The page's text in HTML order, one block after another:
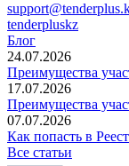
tenderpluskz
Блог
24.07.2026
Преимущества
17.07.2026
Преимущества
07.07.2026
Как попасть в
Все статьи